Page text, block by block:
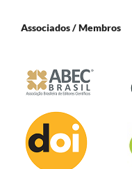
Associados / Membros